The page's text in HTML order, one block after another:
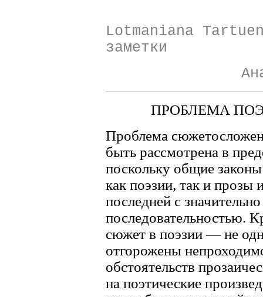
Lotmaniana
заметки
ПРОБЛЕМА
Проблема
быть рассмотрена в
поскольку общие
как поэзии, так и прозы
последней с
последовательностью.
сюжет в поэзии — не
отгорожены
обстоятельств
на поэтические